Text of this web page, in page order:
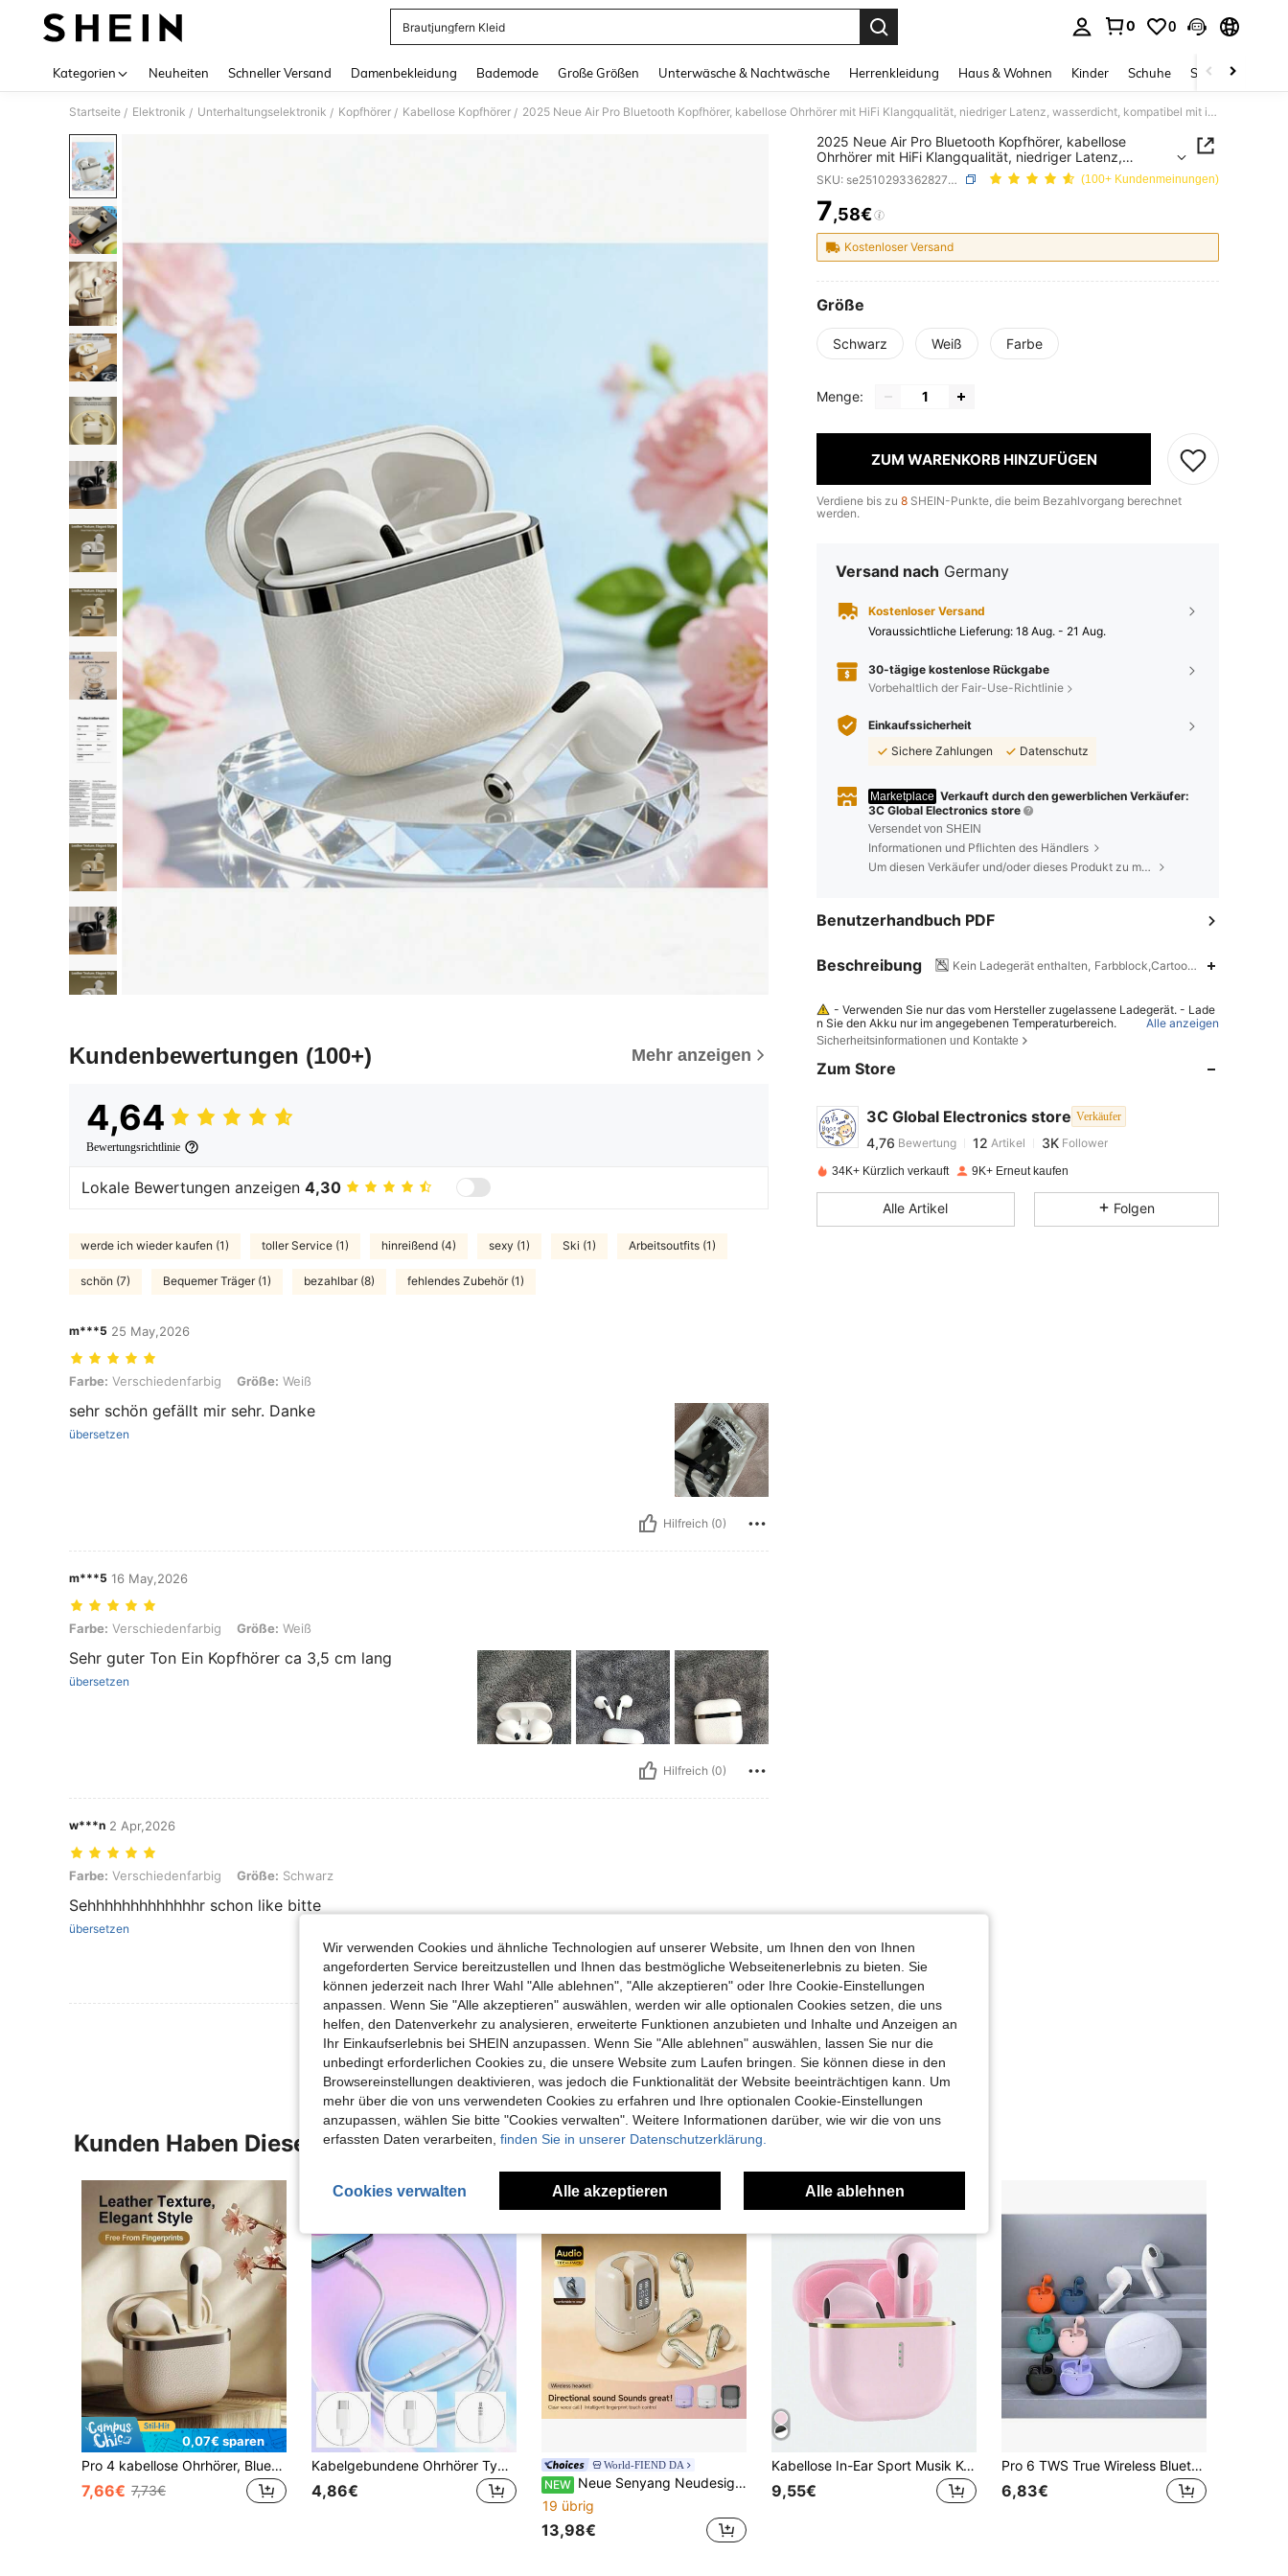
Brautjungfern Kleid
0 0
Kategorien Neuheiten Schneller Versand Damenbekleidung Bademode Große Größen Unterwäsche & Nachtwäsche Herrenkleidung Haus & Wohnen Kinder Schuhe Schmuck &
Startseite / Elektronik / Unterhaltungselektronik / Kopfhörer / Kabellose Kopfhörer / 2025 Neue Air Pro Bluetooth Kopfhörer, kabellose Ohrhörer mit HiFi Klangqualität, niedriger Latenz, wasserdicht, kompatibel mit iPhone & Android
Kundenbewertungen (100+) Mehr anzeigen
4,64
Bewertungsrichtlinie
Lokale Bewertungen anzeigen 4,30
werde ich wieder kaufen (1) toller Service (1) hinreißend (4) sexy (1) Ski (1) Arbeitsoutfits (1)
schön (7) Bequemer Träger (1) bezahlbar (8) fehlendes Zubehör (1)
m***5 25 May,2026
Farbe: Verschiedenfarbig, Größe: Weiß
Farbe: Verschiedenfarbig Größe: Weiß
sehr schön gefällt mir sehr. Danke
übersetzen
Hilfreich (0)
m***5 16 May,2026
Farbe: Verschiedenfarbig, Größe: Weiß
Farbe: Verschiedenfarbig Größe: Weiß
Sehr guter Ton Ein Kopfhörer ca 3,5 cm lang
übersetzen
Hilfreich (0)
w***n 2 Apr,2026
Farbe: Verschiedenfarbig, Größe: Schwarz
Farbe: Verschiedenfarbig Größe: Schwarz
Sehhhhhhhhhhhhhr schon like bitte
übersetzen
Hilfreich (2)
Mehr Bewertungen Ansehen
2025 Neue Air Pro Bluetooth Kopfhörer, kabellose
Ohrhörer mit HiFi Klangqualität, niedriger Latenz,
wasserdicht, kompatibel mit iPhone & Android
SKU: se251029336282704565 (100+ Kundenmeinungen)
PRICE AND AVAILABILITY
7,58€
Kostenloser Versand
Größe
Schwarz Weiß Farbe
Menge:
ZUM WARENKORB HINZUFÜGEN
Verdiene bis zu 8 SHEIN-Punkte, die beim Bezahlvorgang berechnet
werden.
Versand nach Germany
Kostenloser Versand
Voraussichtliche Lieferung: 18 Aug. - 21 Aug.
30-tägige kostenlose Rückgabe
Vorbehaltlich der Fair-Use-Richtlinie
Einkaufssicherheit
Sichere Zahlungen
Datenschutz
Marketplace Verkauft durch den gewerblichen Verkäufer:
3C Global Electronics store
Versendet von SHEIN
Informationen und Pflichten des Händlers
Um diesen Verkäufer und/oder dieses Produkt zu melden
Benutzerhandbuch PDF
Beschreibung Kein Ladegerät enthalten, Farbblock,Cartoons ,UN 3480,Keine
- Verwenden Sie nur das vom Hersteller zugelassene Ladegerät. - Lade
n Sie den Akku nur im angegebenen Temperaturbereich.
- Der Einsatz eines falschen Batterietyps kann zu Brand oder Explosion
wie das Zerdrücken oder Zerschneiden der Batterie können eine Explosion
gkeiten oder Gasen führen.
Alle anzeigen
Sicherheitsinformationen und Kontakte
Zum Store
3C Global Electronics store Verkäufer
4,76 12 3K
4,76
r***5bezahltVor 1 Tag
4,76 12 3K
34K+ Kürzlich verkauft 9K+ Erneut kaufen
Alle Artikel Folgen
Kunden Haben Diese Artikel Auch Angeschaut
0,07€ sparen
Pro 4 kabellose Ohrhörer, Bluetooth 5.3 kompatibel, wasserdichte Ohrhörer mit Mikrofon, geeignet für Bluetooth Ohrhörer
7,66€ 7,73€
Kabelgebundene Ohrhörer Typ C elektronische Ohrhörer, 3,5-mm-Klinke runder Stecker, USB-C-Ohrhörer, Ohrhörer Audio-Kopfhörer elektronische Anrufe & Musik Bass Stereo kompatibel mit iPhone In-Ear-Kopfhörer Headset für iPad/PC
4,86€
World-FIEND DA
NEW Neue Senyang Neudesign True Wireless In-Ear und Halb-In-Ohr TWS Paare Mode Dual Bluetooth Headset Mini Paare Ohrhörer Musik Ohrstöpsel Gaming TWS HIFI Bass Stereo ENC HD Anrufe Kopfhörer für Android für iPhone Handy Sport Ohrhörer Smart Kopfhörer als Valentinstag Geschenk
19 übrig
13,98€
Kabellose In-Ear Sport Musik Kopfhörer, Mini Musik Ohrhörer TWS HIFI Bass Stereo Hochauflösend Anruf Stereo Kopfhörer kompatibel mit Android System Smartphones, Gaming Kopfhörer, Smart Kopfhörer
9,55€
Pro 6 TWS True Wireless Bluetooth Kopfhörer, Kabellose Bluetooth Ohrhörer, Geräuschunterdrückende Kopfhörer mit Mikrofon, Pro6 Kabellose Kopfhörer für Smartphones, True Wireless Ohrhörer, Minimalistische Paar In-Ear Musik Kopfhörer, Sport Mini Ohrhörer, TWS True Wireless Kopfhörer, HIFI Dolby Bass 9D Stereo Hochauflösende Anruf Kopfhörer, Gaming Kopfhörer, Intelligente Kopfhörer
6,83€
Wir verwenden Cookies und ähnliche Technologien auf unserer Website, um Ihnen den von Ihnen
angeforderten Service bereitzustellen und Ihnen das bestmögliche Webseitenerlebnis zu bieten. Sie
können jederzeit nach Ihrer Wahl "Alle ablehnen", "Alle akzeptieren" oder Ihre Cookie-Einstellungen
anpassen. Wenn Sie "Alle akzeptieren" auswählen, werden wir alle optionalen Cookies setzen, die uns
helfen, den Datenverkehr zu analysieren, erweiterte Funktionen anzubieten und Inhalte und Anzeigen an
Ihr Einkaufserlebnis bei SHEIN anzupassen. Wenn Sie "Alle ablehnen" auswählen, lassen Sie nur die
unbedingt erforderlichen Cookies zu, die unsere Website zum Laufen bringen. Sie können diese in den
Browsereinstellungen deaktivieren, was jedoch die Funktionalität der Website beeinträchtigen kann. Um
mehr über die von uns verwendeten Cookies zu erfahren und Ihre optionalen Cookie-Einstellungen
anzupassen, wählen Sie bitte "Cookies verwalten". Weitere Informationen darüber, wie wir die von uns
erfassten Daten verarbeiten, finden Sie in unserer Datenschutzerklärung.
Cookies verwalten Alle akzeptieren Alle ablehnen